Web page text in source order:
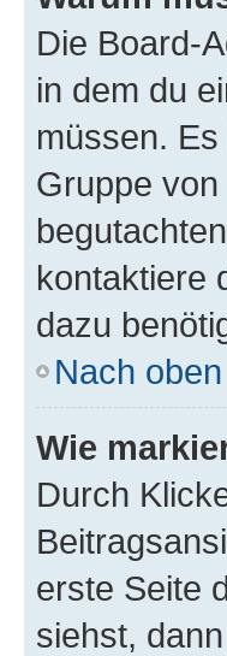
Die Board-
in dem du
müssen.
Gruppe
kontaktiere
dazu
Nach oben
Wie
Durch
erste Seite
siehst,